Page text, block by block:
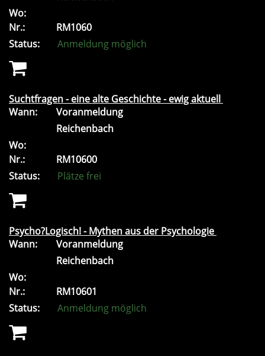
Wo:
Nr.:
RM1060
Status:
Anmeldung möglich
Suchtfragen - eine alte Geschichte - ewig aktuell
Wann:
Voranmeldung
Reichenbach
Wo:
Nr.:
RM10600
Status:
Plätze frei
Psycho?Logisch! - Mythen aus der Psychologie
Wann:
Voranmeldung
Reichenbach
Wo:
Nr.:
RM10601
Status:
Anmeldung möglich